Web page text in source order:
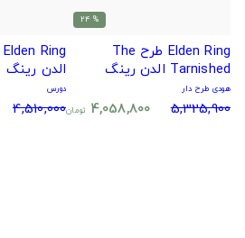
% 24
Elden Ring طرح The
Tarnished الدن رینگ
هودی طرح دار
5,325,900
4,058,800 تومان
الدن رینگ
دورس
4,510,000